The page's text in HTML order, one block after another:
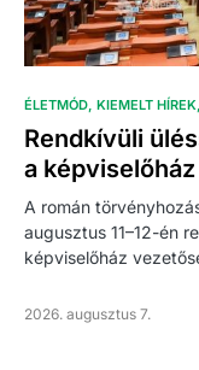
ÉLETMÓD KIEMELT HÍREK
Rendkívüli
a képviselőház
A román
augusztus 11–12-én
képviselőház
2026. augusztus 7.